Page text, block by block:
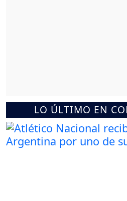
LO ÚLTIMO EN